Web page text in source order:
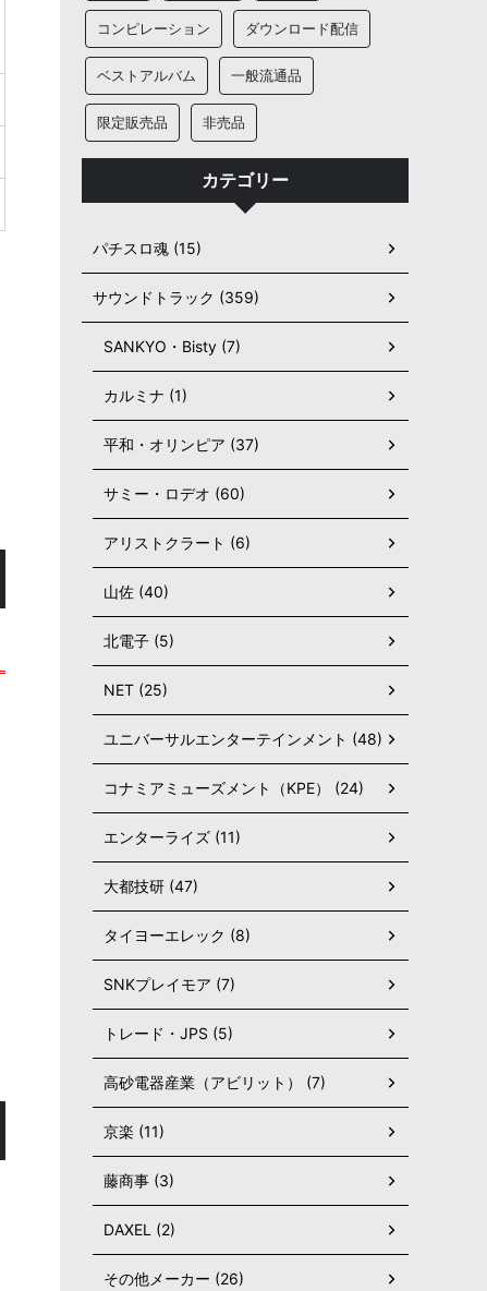
コンピレーション ダウンロード配信
ベストアルバム 一般流通品
限定販売品 非売品
カテゴリー
パチスロ魂 (15)
サウンドトラック (359)
SANKYO・Bisty (7)
カルミナ (1)
平和・オリンピア (37)
サミー・ロデオ (60)
アリストクラート (6)
山佐 (40)
北電子 (5)
NET (25)
ユニバーサルエンターテインメント (48)
コナミアミューズメント（KPE） (24)
エンターライズ (11)
大都技研 (47)
タイヨーエレック (8)
SNKプレイモア (7)
トレード・JPS (5)
高砂電器産業（アビリット） (7)
京楽 (11)
藤商事 (3)
DAXEL (2)
その他メーカー (26)